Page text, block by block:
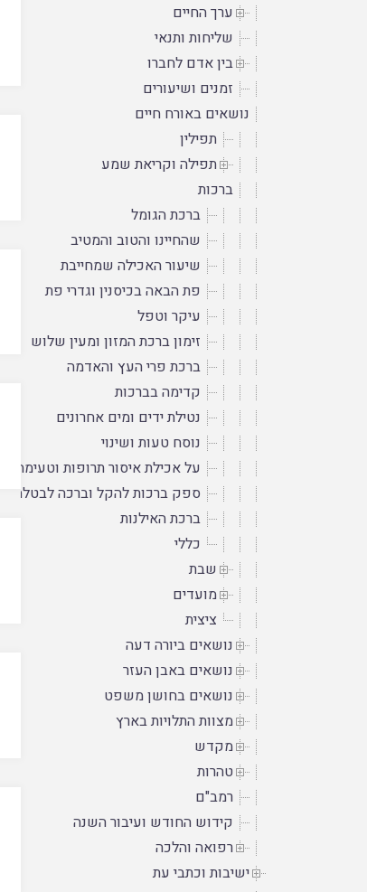
ערך החיים
שליחות ותנאי
בין אדם לחברו
זמנים ושיעורים
נושאים באורח חיים
תפילין
תפילה וקריאת שמע
ברכות
ברכת הגומל
שהחיינו והטוב והמטיב
שיעור האכילה שמחייבת
פת הבאה בכיסנין וגדרי פת
עיקר וטפל
זימון ברכת המזון ומעין שלוש
ברכת פרי העץ והאדמה
קדימה בברכות
נטילת ידים ומים אחרונים
נוסח טעות ושינוי
על אכילת איסור תרופות וטעימה
ספק ברכות להקל וברכה לבטלה
ברכת האילנות
כללי
שבת
מועדים
ציצית
נושאים ביורה דעה
נושאים באבן העזר
נושאים בחושן משפט
מצוות התלויות בארץ
מקדש
טהרות
רמב"ם
קידוש החודש ועיבור השנה
רפואה והלכה
ישיבות וכתבי עת